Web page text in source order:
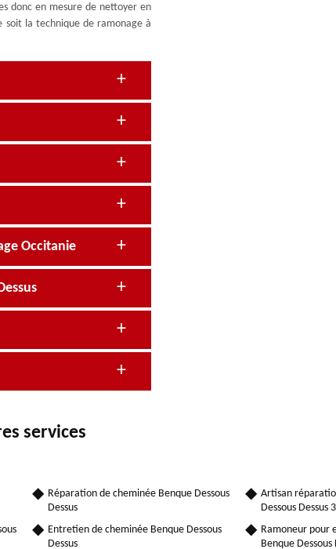
donc en mesure de nettoyer en
soit la technique de ramonage à
Occitanie
services
Réparation de cheminée Benque Dessous
Dessus
Entretien de cheminée Benque Dessous
Dessus
Artisan
Dessous Dessus
Ramoneur pour
Benque Dessous